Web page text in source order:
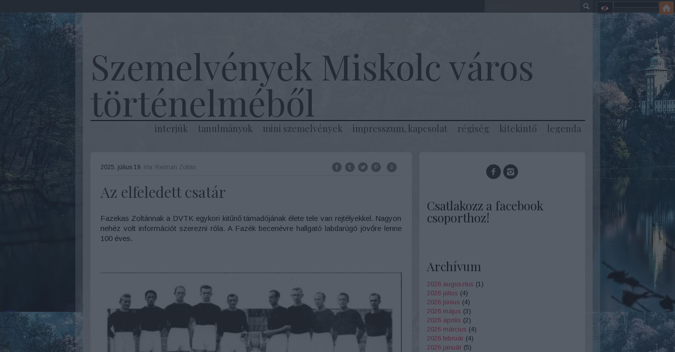
Szemelvények Miskolc város
történelméből
interjúk tanulmányok mini szemelvények impresszum, kapcsolat régiség kitekintő legenda
2025. július 19. írta: Reiman Zoltán
Az elfeledett csatár
Fazekas Zoltánnak a DVTK egykori kitűnő támadójának élete tele van rejtélyekkel. Nagyon
nehéz volt információt szerezni róla. A Fazék becenévre hallgató labdarúgó jövőre lenne
100 éves.
Csatlakozz a facebook
csoporthoz!
Archívum
2026 augusztus (1)
2026 július (4)
2026 június (4)
2026 május (3)
2026 április (2)
2026 március (4)
2026 február (4)
2026 január (5)